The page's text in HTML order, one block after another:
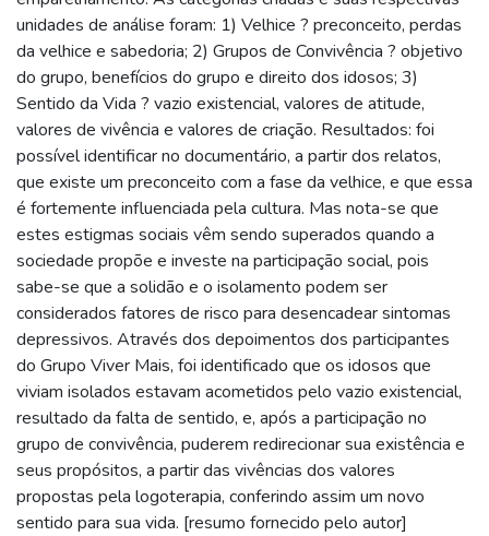
unidades de análise foram: 1) Velhice ? preconceito, perdas
da velhice e sabedoria; 2) Grupos de Convivência ? objetivo
do grupo, benefícios do grupo e direito dos idosos; 3)
Sentido da Vida ? vazio existencial, valores de atitude,
valores de vivência e valores de criação. Resultados: foi
possível identificar no documentário, a partir dos relatos,
que existe um preconceito com a fase da velhice, e que essa
é fortemente influenciada pela cultura. Mas nota-se que
estes estigmas sociais vêm sendo superados quando a
sociedade propõe e investe na participação social, pois
sabe-se que a solidão e o isolamento podem ser
considerados fatores de risco para desencadear sintomas
depressivos. Através dos depoimentos dos participantes
do Grupo Viver Mais, foi identificado que os idosos que
viviam isolados estavam acometidos pelo vazio existencial,
resultado da falta de sentido, e, após a participação no
grupo de convivência, puderem redirecionar sua existência e
seus propósitos, a partir das vivências dos valores
propostas pela logoterapia, conferindo assim um novo
sentido para sua vida. [resumo fornecido pelo autor]